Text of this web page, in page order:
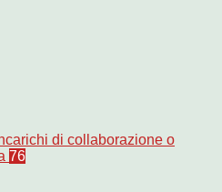
di collaborazione o
76